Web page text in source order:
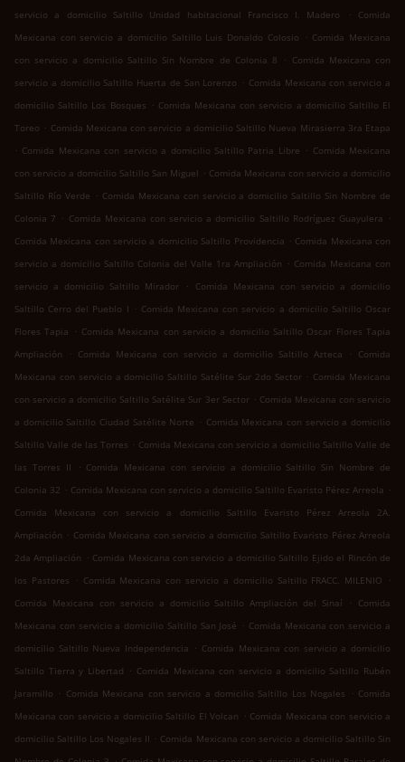
servicio a domicilio Saltillo Unidad habitacional Francisco I. Madero
.
Comida
Mexicana con servicio a domicilio Saltillo Luis Donaldo Colosio
. Comida Mexicana
con servicio a domicilio Saltillo Sin Nombre de Colonia 8
. Comida Mexicana con
servicio a domicilio Saltillo Huerta de San Lorenzo . Comida Mexicana con servicio a
domicilio Saltillo Los Bosques . Comida Mexicana con servicio a domicilio Saltillo El
Toreo . Comida Mexicana con servicio a domicilio Saltillo Nueva Mirasierra 3ra Etapa
. Comida Mexicana con servicio a domicilio Saltillo Patria Libre . Comida Mexicana
con servicio a domicilio Saltillo San Miguel . Comida Mexicana con servicio a domicilio
Saltillo Río Verde . Comida Mexicana con servicio a domicilio Saltillo Sin Nombre de
Colonia 7 . Comida Mexicana con servicio a domicilio Saltillo Rodríguez Guayulera .
Comida Mexicana con servicio a domicilio Saltillo Providencia . Comida Mexicana con
servicio a domicilio Saltillo Colonia del Valle 1ra Ampliación . Comida Mexicana con
servicio a domicilio Saltillo Mirador
.
Comida Mexicana con servicio a domicilio
Saltillo Cerro del Pueblo I . Comida Mexicana con servicio a domicilio Saltillo Oscar
Flores Tapia
. Comida Mexicana con servicio a domicilio Saltillo Oscar Flores Tapia
Ampliación
. Comida Mexicana con servicio a domicilio Saltillo Azteca . Comida
Mexicana con servicio a domicilio Saltillo Satélite Sur 2do Sector . Comida Mexicana
con servicio a domicilio Saltillo Satélite Sur 3er Sector . Comida Mexicana con servicio
a domicilio Saltillo Ciudad Satélite Norte . Comida Mexicana con servicio a domicilio
Saltillo Valle de las Torres . Comida Mexicana con servicio a domicilio Saltillo Valle de
las Torres II
. Comida Mexicana con servicio a domicilio Saltillo Sin Nombre de
Colonia 32 . Comida Mexicana con servicio a domicilio Saltillo Evaristo Pérez Arreola .
Comida Mexicana con servicio a domicilio Saltillo Evaristo Pérez Arreola 2A.
Ampliación . Comida Mexicana con servicio a domicilio Saltillo Evaristo Pérez Arreola
2da Ampliación . Comida Mexicana con servicio a domicilio Saltillo Ejido el Rincón de
los Pastores
. Comida Mexicana con servicio a domicilio Saltillo FRACC. MILENIO
.
Comida Mexicana con servicio a domicilio Saltillo Ampliación del Sinaí
. Comida
Mexicana con servicio a domicilio Saltillo San José . Comida Mexicana con servicio a
domicilio Saltillo Nueva Independencia . Comida Mexicana con servicio a domicilio
Saltillo Tierra y Libertad . Comida Mexicana con servicio a domicilio Saltillo Rubén
Jaramillo . Comida Mexicana con servicio a domicilio Saltillo Los Nogales . Comida
Mexicana con servicio a domicilio Saltillo El Volcan . Comida Mexicana con servicio a
domicilio Saltillo Los Nogales II . Comida Mexicana con servicio a domicilio Saltillo Sin
.